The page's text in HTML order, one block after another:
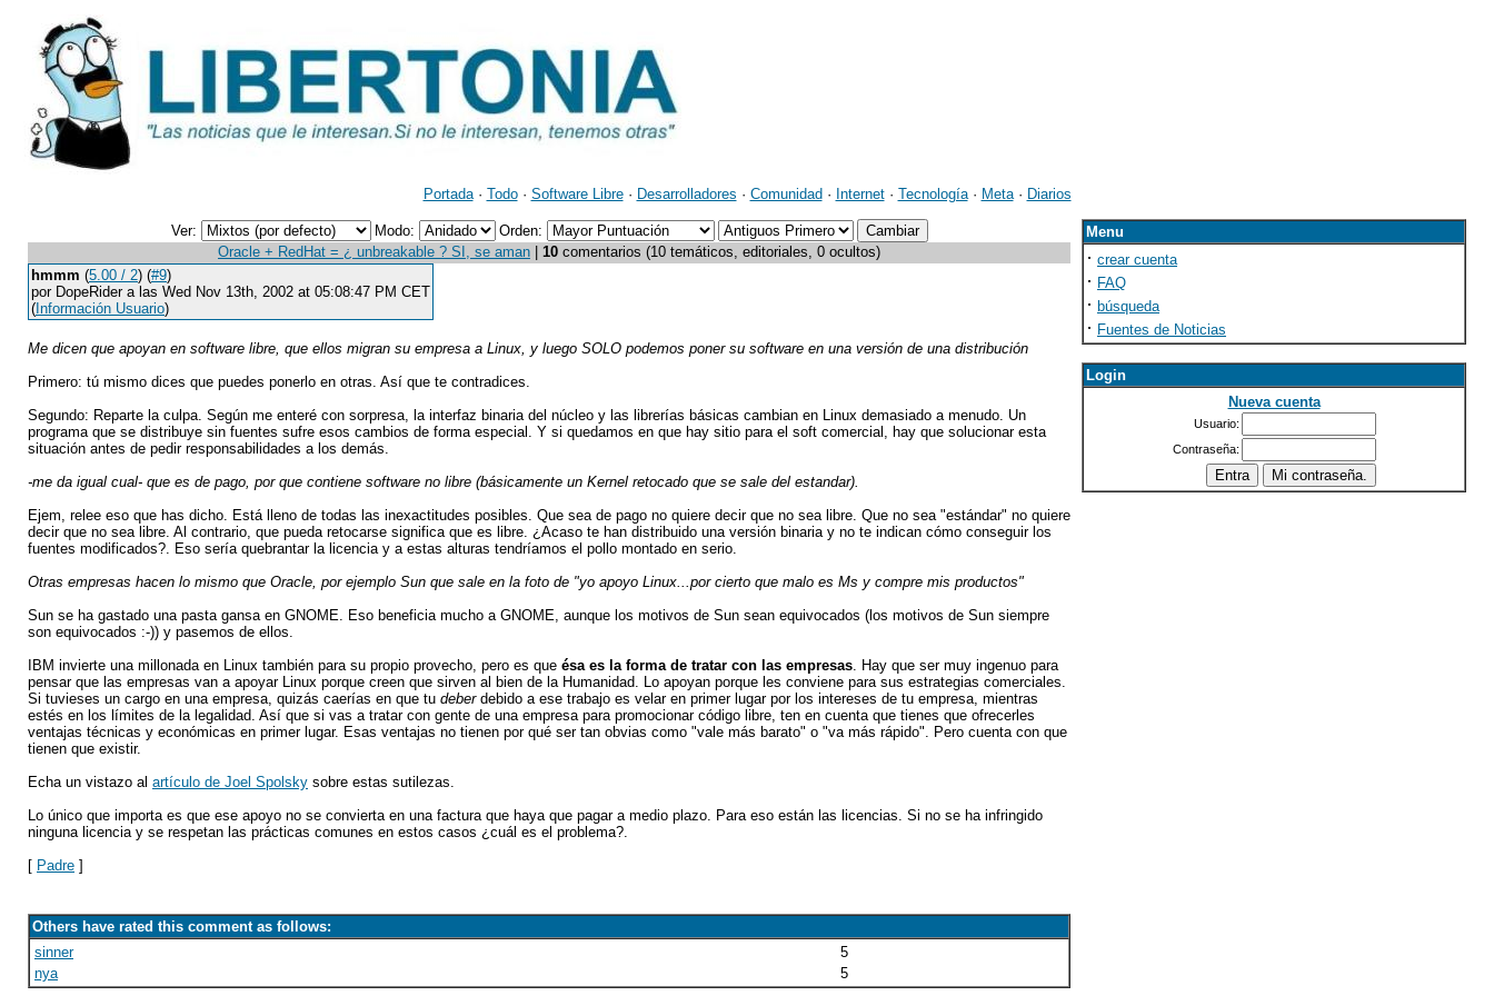
Portada· Todo· Software Libre· Desarrolladores · Comunidad · Internet· Tecnología· Meta· Diarios
Ver: Modo:
Orden:
Oracle + RedHat = ¿ unbreakable ? SI, se aman
10 comentarios (10 temáticos, editoriales, 0 ocultos)
hmmm (5.00 / 2) (#9)
por DopeRider a las Wed Nov 13th, 2002 at 05:08:47 PM CET
( Información Usuario)
Me dicen que apoyan en software libre, que ellos migran su empresa a Linux, y luego SOLO podemos poner su software en una versión de una distribución
Primero: tú mismo dices que puedes ponerlo en otras. Así que te contradices.
Segundo: Reparte la culpa. Según me enteré con sorpresa, la interfaz binaria del núcleo y las librerías básicas cambian en Linux demasiado a menudo. Un
programa que se distribuye sin fuentes sufre esos cambios de forma especial. Y si quedamos en que hay sitio para el soft comercial, hay que solucionar esta
situación antes de pedir responsabilidades a los demás.
-me da igual cual- que es de pago, por que contiene software no libre (básicamente un Kernel retocado que se sale del estandar).
Ejem, relee eso que has dicho. Está lleno de todas las inexactitudes posibles. Que sea de pago no quiere decir que no sea libre. Que no sea "estándar" no quiere
decir que no sea libre. Al contrario, que pueda retocarse significa que es libre. ¿Acaso te han distribuido una versión binaria y no te indican cómo conseguir los
fuentes modificados?. Eso sería quebrantar la licencia y a estas alturas tendríamos el pollo montado en serio.
Otras empresas hacen lo mismo que Oracle, por ejemplo Sun que sale en la foto de "yo apoyo Linux...por cierto que malo es Ms y compre mis productos"
Sun se ha gastado una pasta gansa en GNOME. Eso beneficia mucho a GNOME, aunque los motivos de Sun sean equivocados (los motivos de Sun siempre
son equivocados :-)) y pasemos de ellos.
IBM invierte una millonada en Linux también para su propio provecho, pero es que ésa es la forma de tratar con las empresas. Hay que ser muy ingenuo para
pensar que las empresas van a apoyar Linux porque creen que sirven al bien de la Humanidad. Lo apoyan porque les conviene para sus estrategias comerciales.
Si tuvieses un cargo en una empresa, quizás caerías en que tu deberdebido a ese trabajo es velar en primer lugar por los intereses de tu empresa, mientras
estés en los límites de la legalidad. Así que si vas a tratar con gente de una empresa para promocionar código libre, ten en cuenta que tienes que ofrecerles
ventajas técnicas y económicas en primer lugar. Esas ventajas no tienen por qué ser tan obvias como "vale más barato" o "va más rápido". Pero cuenta con que
tienen que existir.
Echa un vistazo al artículo de Joel Spolsky sobre estas sutilezas.
Lo único que importa es que ese apoyo no se convierta en una factura que haya que pagar a medio plazo. Para eso están las licencias. Si no se ha infringido
ninguna licencia y se respetan las prácticas comunes en estos casos ¿cuál es el problema?.
[ Padre ]
Others have rated this comment as follows:
sinner
5
nya
5
Menu
· crear cuenta
· FAQ
· búsqueda
· Fuentes de Noticias
Login
Nueva cuenta
Usuario:
Contraseña: